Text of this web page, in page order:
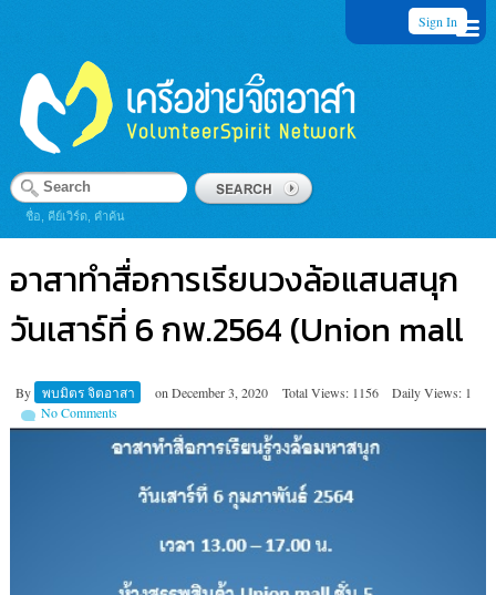
Sign In
ชื่อ, คีย์เวิร์ด, คำค้น
อาสาทำสื่อการเรียนวงล้อแสนสนุก
วันเสาร์ที่ 6 กพ.2564 (Union mall
By พบมิตร จิตอาสา on December 3, 2020 Total Views: 1156
Daily Views: 1
No Comments